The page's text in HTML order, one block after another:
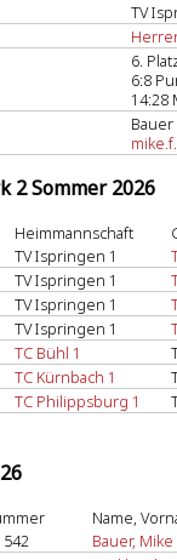
TV
6.
6:8
14:28
2 Sommer 2026
Heimmannschaft
TV Ispringen 1
TV Ispringen 1
TV Ispringen 1
TV Ispringen 1
TC Bühl 1
TC Kürnbach 1
TC Philippsburg 1
Name,
Bauer, Mike